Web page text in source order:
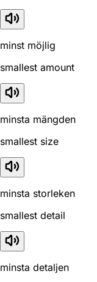
minst möjlig
smallest amount
minsta mängden
smallest size
minsta storleken
smallest detail
minsta detaljen